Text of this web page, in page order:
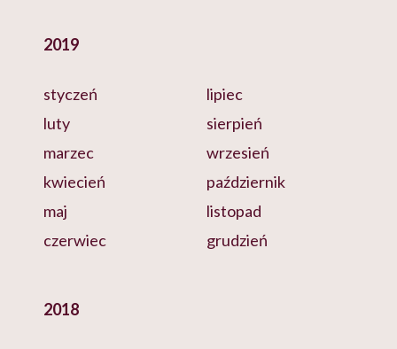
2019
styczeń
luty
marzec
kwiecień
maj
czerwiec
lipiec
sierpień
wrzesień
październik
listopad
grudzień
2018